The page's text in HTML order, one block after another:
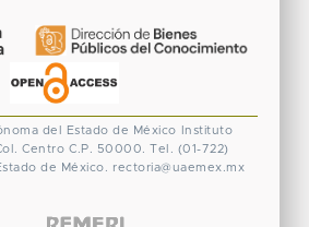
del Estado de México
Instituto
Centro C.P. 50000. Tel. (01-722)
de México. rectoria@uaemex.mx